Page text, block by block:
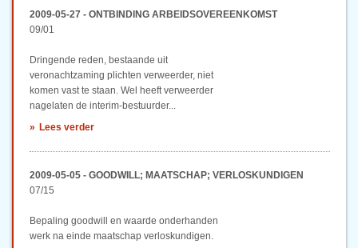
2009-05-27 - ONTBINDING ARBEIDSOVEREENKOMST
09/01
Dringende reden, bestaande uit
veronachtzaming plichten verweerder, niet
komen vast te staan. Wel heeft verweerder
nagelaten de interim-bestuurder...
Lees verder
2009-05-05 - GOODWILL; MAATSCHAP; VERLOSKUNDIGEN
07/15
Bepaling goodwill en waarde onderhanden
werk na einde maatschap verloskundigen.